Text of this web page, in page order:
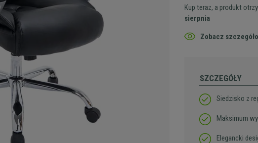
Kup teraz, a produkt
sierpnia
Zobacz
SZCZEGÓŁY
Siedzisko z
Maksimum
Elegancki